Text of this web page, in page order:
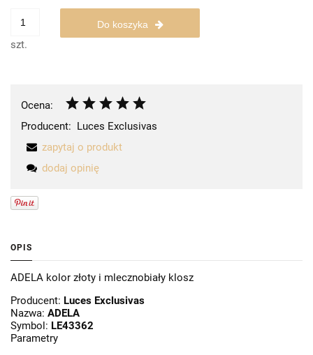
szt.
Do koszyka
Ocena:
Producent: Luces Exclusivas
zapytaj o produkt
dodaj opinię
OPIS
ADELA kolor złoty i mlecznobiały klosz
Producent: Luces Exclusivas
Nazwa: ADELA
Symbol: LE43362
Parametry